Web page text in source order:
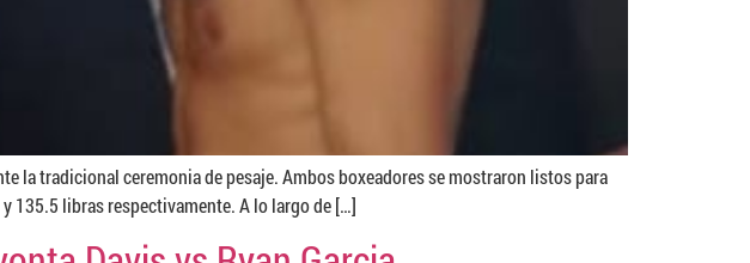
la tradicional ceremonia de pesaje. Ambos boxeadores se mostraron listos para
135.5 libras respectivamente. A lo largo de […]